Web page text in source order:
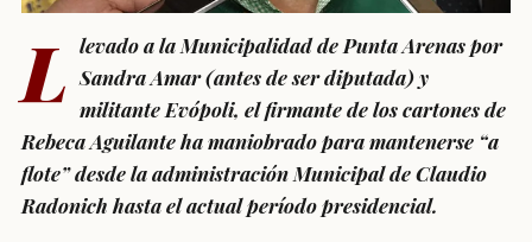
L levado a la Municipalidad de Punta Arenas por
Sandra Amar (antes de ser diputada) y
militante Evópoli, el firmante de los cartones de
Rebeca Aguilante ha maniobrado para mantenerse “a
flote” desde la administración Municipal de Claudio
Radonich hasta el actual período presidencial.